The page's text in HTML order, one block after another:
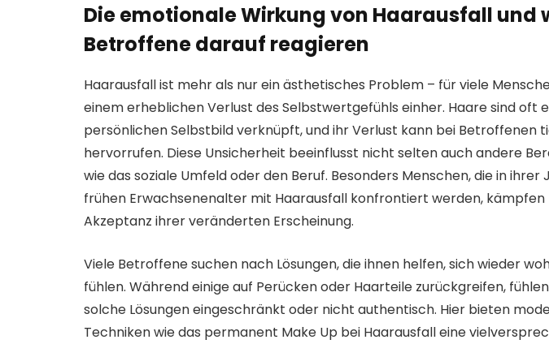
Die emotionale Wirkung von Haarausfall und
Betroffene darauf reagieren
Haarausfall ist mehr als nur ein ästhetisches Problem – für viele
einem erheblichen Verlust des Selbstwertgefühls einher. Haare sind oft
persönlichen Selbstbild verknüpft, und ihr Verlust kann bei Betroffenen
hervorrufen. Diese Unsicherheit beeinflusst nicht selten auch andere
wie das soziale Umfeld oder den Beruf. Besonders Menschen, die in ihrer
frühen Erwachsenenalter mit Haarausfall konfrontiert werden,
Akzeptanz ihrer veränderten Erscheinung.
Viele Betroffene suchen nach Lösungen, die ihnen helfen, sich wieder
fühlen. Während einige auf Perücken oder Haarteile zurückgreifen,
solche Lösungen eingeschränkt oder nicht authentisch. Hier bieten
Techniken wie das permanent Make Up bei Haarausfall eine